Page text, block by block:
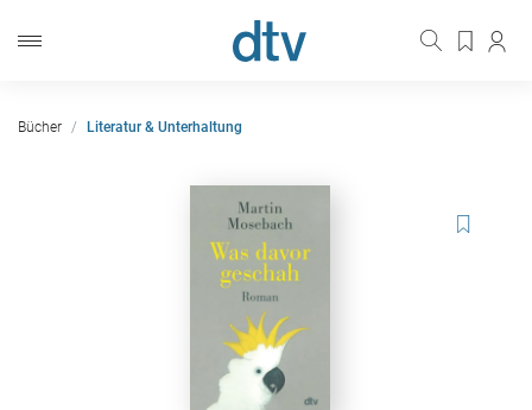
Bücher Literatur & Unterhaltung